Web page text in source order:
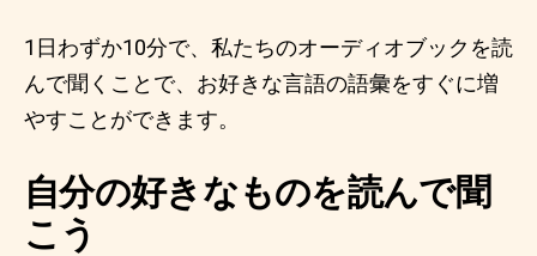
1日わずか10分で、私たちのオーディオブックを読
んで聞くことで、お好きな言語の語彙をすぐに増
やすことができます。
自分の好きなものを読んで聞
こう